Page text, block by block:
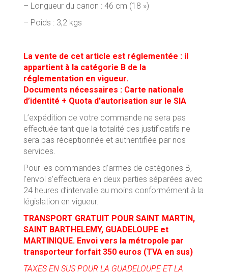
– Longueur du canon : 46 cm (18 »)
– Poids : 3,2 kgs
La vente de cet article est réglementée : il
appartient à la catégorie B de la
réglementation en vigueur.
Documents nécessaires : Carte nationale
d’identité + Quota d’autorisation sur le SIA
L’expédition de votre commande ne sera pas
effectuée tant que la totalité des justificatifs ne
sera pas réceptionnée et authentifiée par nos
services.
Pour les commandes d’armes de catégories B,
l’envoi s’effectuera en deux parties séparées avec
24 heures d’intervalle au moins conformément à la
législation en vigueur.
TRANSPORT GRATUIT POUR SAINT MARTIN,
SAINT BARTHELEMY, GUADELOUPE et
MARTINIQUE. Envoi vers la métropole par
transporteur forfait 350 euros (TVA en sus)
TAXES EN SUS POUR LA GUADELOUPE ET LA